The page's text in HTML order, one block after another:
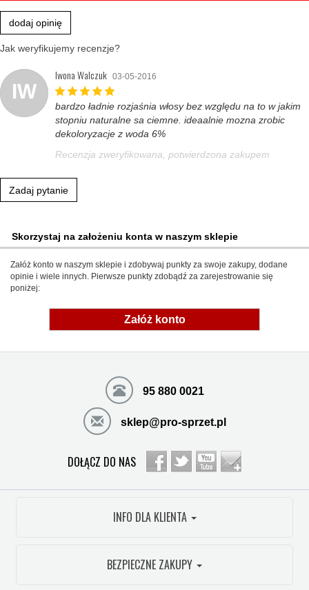
dodaj opinię
Jak weryfikujemy recenzje?
IW
Iwona Walczuk 03-05-2016
bardzo ładnie rozjaśnia włosy bez względu na to w jakim
stopniu naturalne sa ciemne. ideaalnie mozna zrobic
dekoloryzacje z woda 6%
Recenzja zweryfikowana, potwierdzona zakupem
Zadaj pytanie
Skorzystaj na założeniu konta w naszym sklepie
Załóż konto w naszym sklepie i zdobywaj punkty za swoje zakupy, dodane
opinie i wiele innych. Pierwsze punkty zdobądź za zarejestrowanie się
poniżej:
Załóż konto
95 880 0021
sklep@pro-sprzet.pl
DOŁĄCZ DO NAS
INFO DLA KLIENTA
BEZPIECZNE ZAKUPY